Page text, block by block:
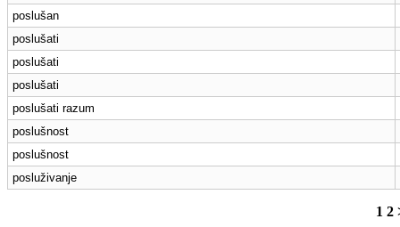
poslušan
poslušati
poslušati
poslušati
poslušati razum
poslušnost
poslušnost
posluživanje
1 2